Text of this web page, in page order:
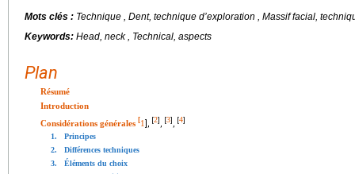
Mots clés : Technique , Dent, technique d’exploration , Massif facial,
Keywords: Head, neck , Technical, aspects
Plan
Résumé
Introduction
Considérations générales [1], [2] , [3] , [4]
1.
Principes
2.
Différences techniques
3.
Éléments du choix